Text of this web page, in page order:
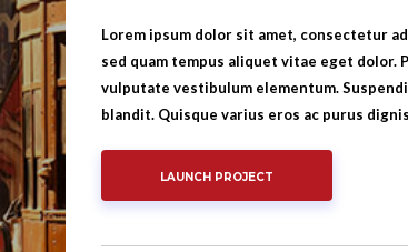
Lorem ipsum dolor sit amet, consectetur
sed quam tempus aliquet vitae eget
vulputate vestibulum elementum.
blandit. Quisque varius eros ac purus
LAUNCH PROJECT